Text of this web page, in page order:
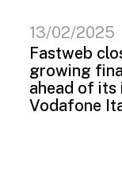
13/02/2025
Fastweb
growing
ahead of
Vodafone